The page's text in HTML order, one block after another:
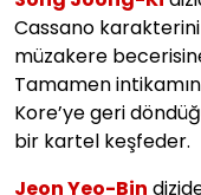
Cassano
müzakere
Tamamen
Kore’ye geri
bir kartel keşfeder.
Jeon Yeo-Bin